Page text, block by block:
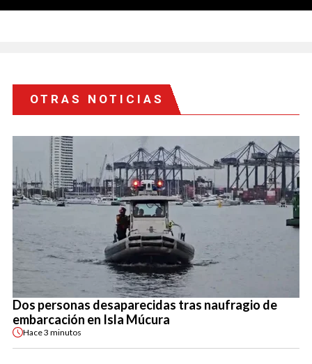
OTRAS NOTICIAS
Dos personas desaparecidas tras naufragio de
embarcación en Isla Múcura
Hace3 minutos